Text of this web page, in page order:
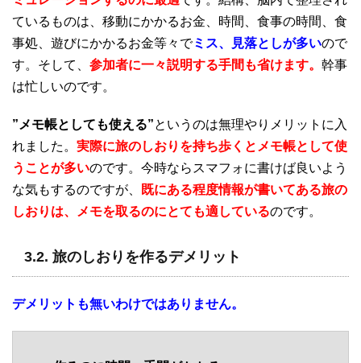
ているものは、移動にかかるお金、時間、食事の時間、食
事処、遊びにかかるお金等々でミス、見落としが多いので
す。そして、 参加者に一々説明する手間も省けます。 幹事
は忙しいのです。
”メモ帳としても使える”というのは無理やりメリットに入
れました。 実際に旅のしおりを持ち歩くとメモ帳として使
うことが多いのです。今時ならスマフォに書けば良いよう
な気もするのですが、
既にある程度情報が書いてある旅の
しおりは、メモを取るのにとても適しているのです。
3.2. 旅のしおりを作るデメリット
デメリットも無いわけではありません。